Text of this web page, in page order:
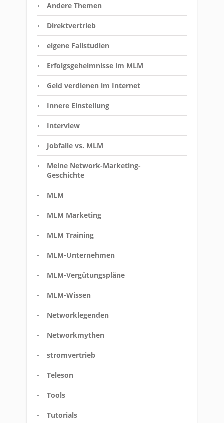
Andere Themen
Direktvertrieb
eigene Fallstudien
Erfolgsgeheimnisse im MLM
Geld verdienen im Internet
Innere Einstellung
Interview
Jobfalle vs. MLM
Meine Network-Marketing-
Geschichte
MLM
MLM Marketing
MLM Training
MLM-Unternehmen
MLM-Vergütungspläne
MLM-Wissen
Networklegenden
Networkmythen
stromvertrieb
Teleson
Tools
Tutorials